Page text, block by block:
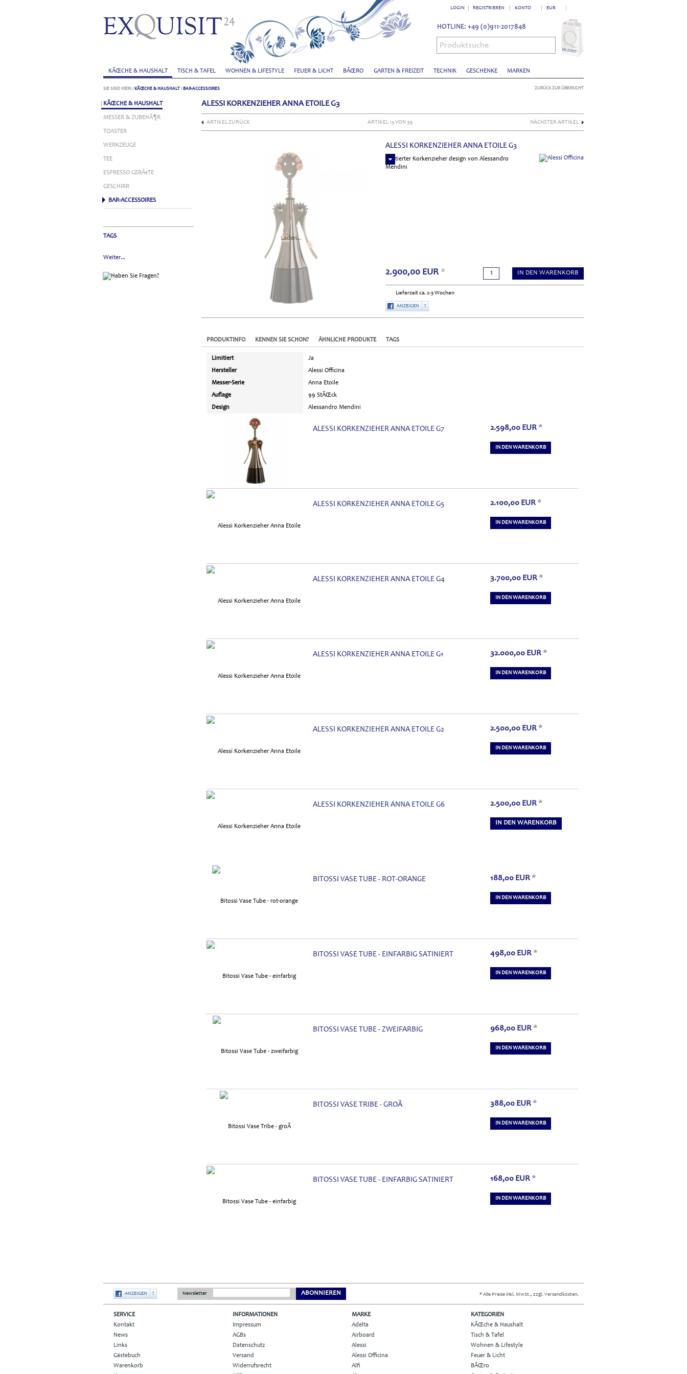
EUR
KONTO
LOGIN REGISTRIEREN
KÃŒCHE & HAUSHALT TISCH & TAFEL WOHNEN & LIFESTYLE FEUER & LICHT BÃŒRO GARTEN & FREIZEIT TECHNIK GESCHENKE MARKEN
HOTLINE: +49 (0)911-2017848
Produktsuche
SIE SIND HIER: / KÃŒCHE & HAUSHALT / BAR-ACCESSOIRES
KÃŒCHE & HAUSHALT
MESSER & ZUBEHÃ¶R
TOASTER
WERKZEUGE
TEE
ESPRESSO GERÃ€TE
GESCHIRR
BAR-ACCESSOIRES
TAGS
Weiter...
ZURÜCK ZUR ÜBERSICHT
ALESSI KORKENZIEHER ANNA ETOILE G3
ARTIKEL ZURÜCK ARTIKEL 13 VON 39 NÄCHSTER ARTIKEL
Laden...
ALESSI KORKENZIEHER ANNA ETOILE G3
limitierter Korkenzieher design von Alessandro
Mendini
2.900,00 EUR * IN DEN WARENKORB
Lieferzeit ca. 2-3 Wochen
ANZEIGEN ?
PRODUKTINFO KENNEN SIE SCHON? ÄHNLICHE PRODUKTE TAGS
Limitiert
Ja
Hersteller
Alessi Officina
Messer-Serie
Anna Etoile
Auflage
99 StÃŒck
Design
Alessandro Mendini
ALESSI KORKENZIEHER ANNA ETOILE G7 2.598,00 EUR *
IN DEN WARENKORB
ALESSI KORKENZIEHER ANNA ETOILE G5 2.100,00 EUR *
IN DEN WARENKORB
ALESSI KORKENZIEHER ANNA ETOILE G4 3.700,00 EUR *
IN DEN WARENKORB
ALESSI KORKENZIEHER ANNA ETOILE G1 32.000,00 EUR *
IN DEN WARENKORB
ALESSI KORKENZIEHER ANNA ETOILE G2 2.500,00 EUR *
IN DEN WARENKORB
ALESSI KORKENZIEHER ANNA ETOILE G6 2.500,00 EUR *
IN DEN WARENKORB
BITOSSI VASE TUBE - ROT-ORANGE 188,00 EUR *
IN DEN WARENKORB
BITOSSI VASE TUBE - EINFARBIG SATINIERT 498,00 EUR *
IN DEN WARENKORB
BITOSSI VASE TUBE - ZWEIFARBIG 968,00 EUR *
IN DEN WARENKORB
BITOSSI VASE TRIBE - GROÃ 388,00 EUR *
IN DEN WARENKORB
BITOSSI VASE TUBE - EINFARBIG SATINIERT 168,00 EUR *
IN DEN WARENKORB
ANZEIGEN ? Newsletter ABONNIEREN * Alle Preise inkl. MwSt., zzgl. Versandkosten.
SERVICE
Kontakt
News
Links
Gästebuch
Warenkorb
INFORMATIONEN
Impressum
AGBs
Datenschutz
Versand
Widerrufsrecht
MARKE
Adelta
Airboard
Alessi
Alessi Officina
Alfi
KATEGORIEN
KÃŒche & Haushalt
Tisch & Tafel
Wohnen & Lifestyle
Feuer & Licht
BÃŒro